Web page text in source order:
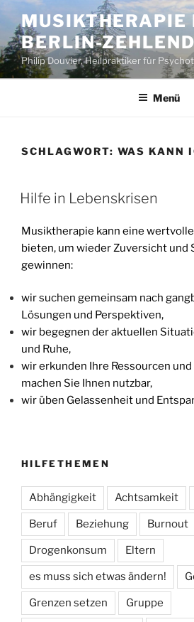
Inhalt
springen
MUSIKTHERAPIE
BERLIN-
Philip Douvier, Heilpraktiker für
Menü
SCHLAGWORT: WAS KANN
VERÖFFENTLICHT
AM
Hilfe in Lebenskrisen
Musiktherapie kann eine
bieten, um wieder Zuversicht und
gewinnen:
wir suchen gemeinsam nach
Lösungen und Perspektiven,
wir begegnen der aktuellen
und Ruhe,
wir erkunden Ihre Ressourcen
machen Sie Ihnen nutzbar,
wir üben Gelassenheit und
HILFETHEMEN
Abhängigkeit Achtsamkeit
Beruf Beziehung Burnout
Drogenkonsum Eltern
es muss sich etwas ändern!
Grenzen setzen Gruppe